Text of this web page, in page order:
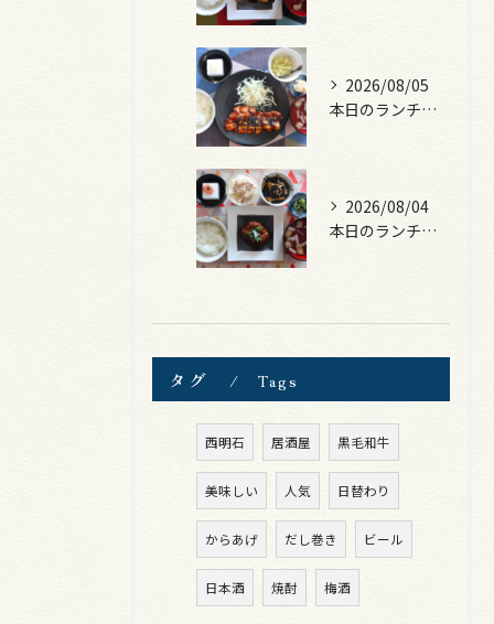
2026/08/05
本日のランチは、ロース豚カツ梅はさみ！
2026/08/04
本日のランチは、煮込みハンバーグ！
タグ Tags
西明石 居酒屋 黒毛和牛
美味しい 人気 日替わり
からあげ だし巻き ビール
日本酒 焼酎 梅酒